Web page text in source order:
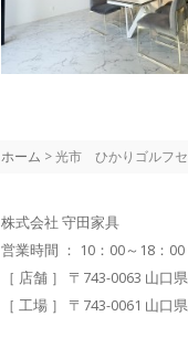
ホーム >光市 ひかりゴルフ
株式会社 守田家具
営業時間 ： 10：00～18：
［ 店舗 ］ 〒743-0063 山
［ 工場 ］ 〒743-0061 山